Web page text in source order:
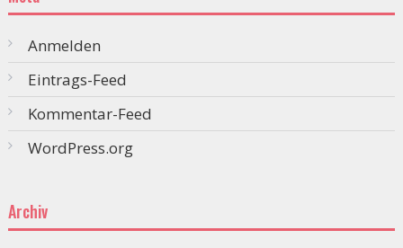
Anmelden
Eintrags-Feed
Kommentar-Feed
WordPress.org
Archiv